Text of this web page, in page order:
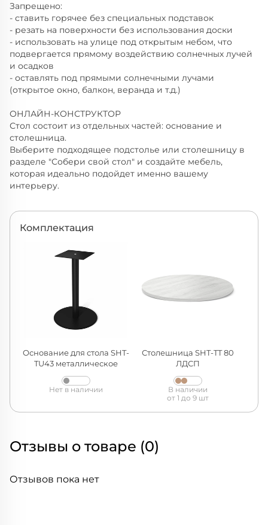
Запрещено:
- ставить горячее без специальных подставок
- резать на поверхности без использования доски
- использовать на улице под открытым небом, что
подвергается прямому воздействию солнечных лучей
и осадков
- оставлять под прямыми солнечными лучами
(открытое окно, балкон, веранда и т.д.)
ОНЛАЙН-КОНСТРУКТОР
Стол состоит из отдельных частей: основание и
столешница.
Выберите подходящее подстолье или столешницу в
разделе "Собери свой стол" и создайте мебель,
которая идеально подойдет именно вашему
интерьеру.
Комплектация
Основание для стола SHT-
TU43 металлическое
Нет в наличии
Столешница SHT-TT 80
ЛДСП
В наличии
от 1 до 9 шт
Отзывы о товаре (0)
Отзывов пока нет